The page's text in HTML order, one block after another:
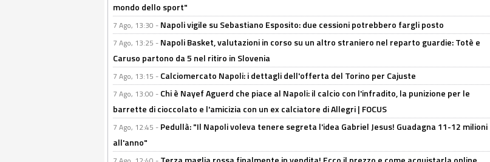
mondo dello sport"
7 Ago, 13:30 - Napoli vigile su Sebastiano Esposito: due cessioni potrebbero fargli posto
7 Ago, 13:25 - Napoli Basket, valutazioni in corso su un altro straniero nel reparto guardie: Totè e
Caruso partono da 5 nel ritiro in Slovenia
7 Ago, 13:15 - Calciomercato Napoli: i dettagli dell'offerta del Torino per Cajuste
7 Ago, 13:00 - Chi è Nayef Aguerd che piace al Napoli: il calcio con l'infradito, la punizione per le
barrette di cioccolato e l'amicizia con un ex calciatore di Allegri | FOCUS
7 Ago, 12:45 - Pedullà: "Il Napoli voleva tenere segreta l'idea Gabriel Jesus! Guadagna 11-12 milioni
all'anno"